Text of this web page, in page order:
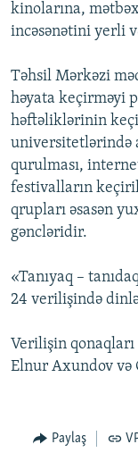
kinolarına,
incəsənətini yerli
Təhsil Mərkəzi
həyata keçirməyi
həftəliklərinin
universitetlərində
qurulması,
festivalların
qrupları əsasən
gəncləridir.
«Tanıyaq –
24 verilişində
Verilişin
Elnur Axundov və
Paylaş